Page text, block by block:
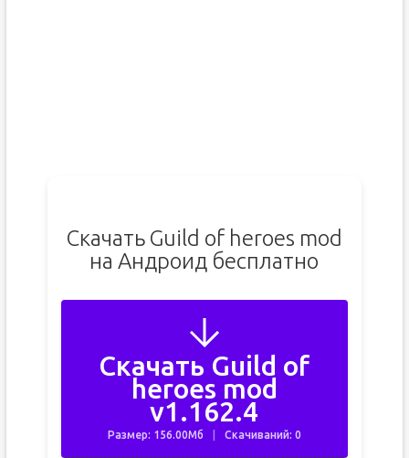
Скачать Guild of heroes mod
на Андроид бесплатно
Скачать Guild of
heroes mod
v1.162.4
Размер: 156.00Мб Скачиваний: 0